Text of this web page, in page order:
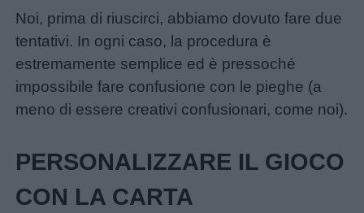
Noi, prima di riuscirci, abbiamo dovuto fare due
tentativi. In ogni caso, la procedura è
estremamente semplice ed è pressoché
impossibile fare confusione con le pieghe (a
meno di essere creativi confusionari, come noi).
PERSONALIZZARE IL GIOCO
CON LA CARTA